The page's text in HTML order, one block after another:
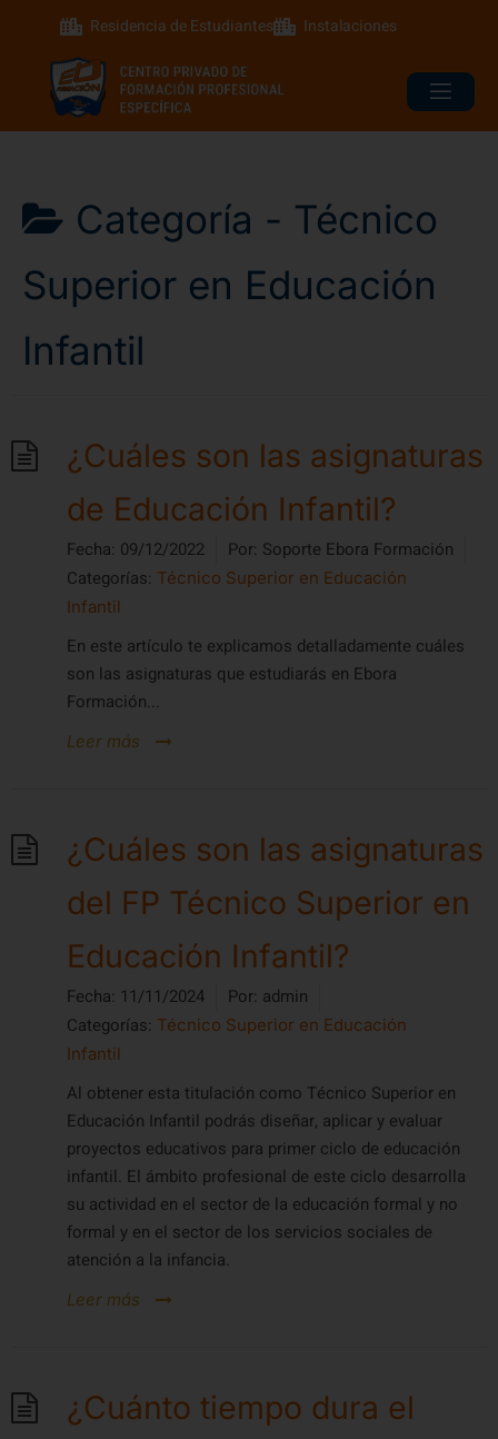
Residencia de Estudiantes Instalaciones
Categoría - Técnico
Superior en Educación
Infantil
¿Cuáles son las asignaturas
de Educación Infantil?
Fecha: 09/12/2022 Por: Soporte Ebora Formación
Categorías: Técnico Superior en Educación
Infantil
En este artículo te explicamos detalladamente cuáles
son las asignaturas que estudiarás en Ebora
Formación...
Leer más
¿Cuáles son las asignaturas
del FP Técnico Superior en
Educación Infantil?
Fecha: 11/11/2024 Por: admin
Categorías: Técnico Superior en Educación
Infantil
Al obtener esta titulación como Técnico Superior en
Educación Infantil podrás diseñar, aplicar y evaluar
proyectos educativos para primer ciclo de educación
infantil. El ámbito profesional de este ciclo desarrolla
su actividad en el sector de la educación formal y no
formal y en el sector de los servicios sociales de
atención a la infancia.
Leer más
¿Cuánto tiempo dura el